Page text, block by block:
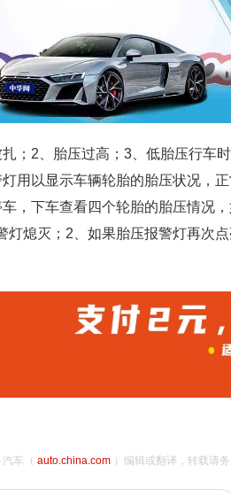
；2、胎压过高；3、低胎压行车
用以显示车辆轮胎的胎压状况，
，下车查看四个轮胎的胎压情况
灯熄灭；2、如果胎压报警灯再次
车（ auto.china.com）编辑或翻译，转载请务